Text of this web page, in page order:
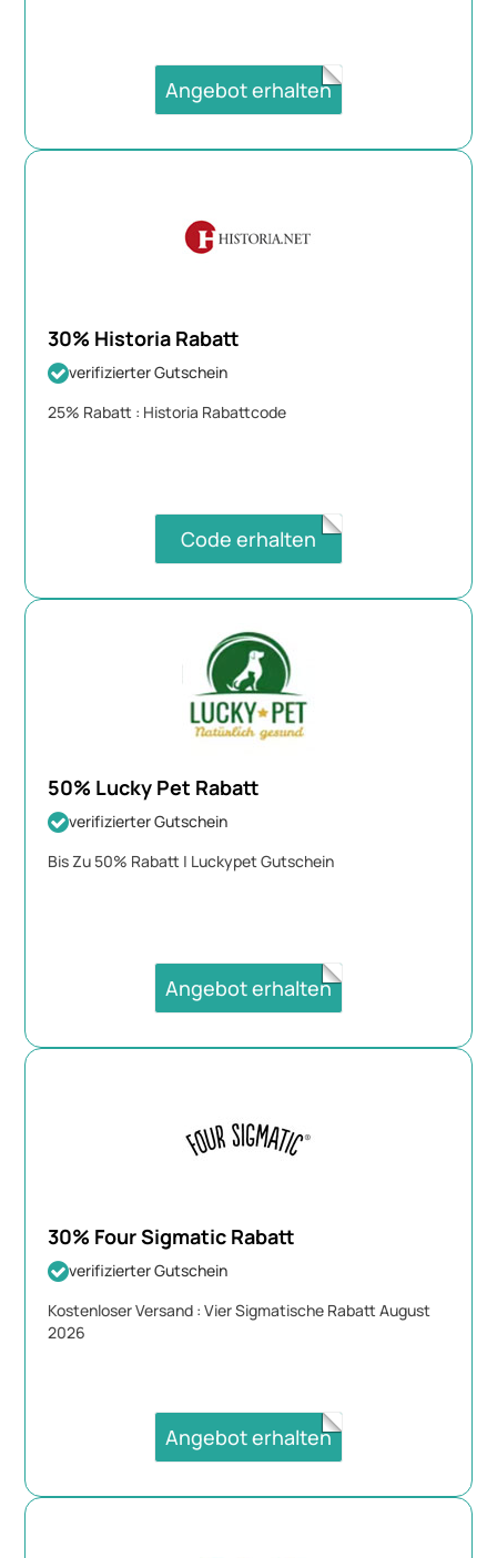
Angebot erhalten
30% Historia Rabatt
verifizierter Gutschein
25% Rabatt : Historia Rabattcode
Code erhalten
50% Lucky Pet Rabatt
verifizierter Gutschein
Bis Zu 50% Rabatt | Luckypet Gutschein
Angebot erhalten
30% Four Sigmatic Rabatt
verifizierter Gutschein
Kostenloser Versand : Vier Sigmatische Rabatt August
2026
Angebot erhalten